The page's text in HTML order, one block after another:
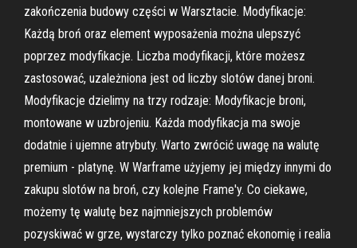
zakończenia budowy części w Warsztacie. Modyfikacje:
Każdą broń oraz element wyposażenia można ulepszyć
poprzez modyfikacje. Liczba modyfikacji, które możesz
zastosować, uzależniona jest od liczby slotów danej broni.
Modyfikacje dzielimy na trzy rodzaje: Modyfikacje broni,
montowane w uzbrojeniu. Każda modyfikacja ma swoje
dodatnie i ujemne atrybuty. Warto zwrócić uwagę na walutę
premium - platynę. W Warframe użyjemy jej między innymi do
zakupu slotów na broń, czy kolejne Frame'y. Co ciekawe,
możemy tę walutę bez najmniejszych problemów
pozyskiwać w grze, wystarczy tylko poznać ekonomię i realia